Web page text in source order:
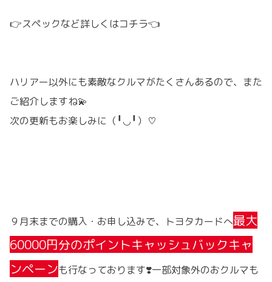
👉スペックなど詳しくはコチラ👈
ハリアー以外にも素敵なクルマがたくさんあるので、また
ご紹介しますね💫
次の更新もお楽しみに（╹◡╹）♡
９月末までの購入・お申し込みで、トヨタカードへ最大
60000円分のポイントキャッシュバックキャ
ンペーンも行なっております❣️一部対象外のおクルマも